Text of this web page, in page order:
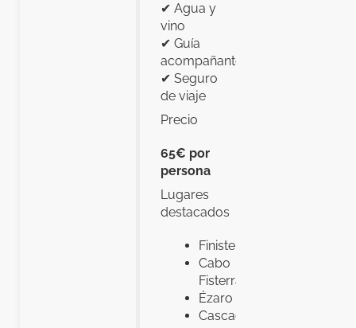
✔ Agua y
vino
✔ Guía
acompañante
✔ Seguro
de viaje
Precio
65€ por
persona
Lugares
destacados
Finisterre
Cabo
Fisterra
Ézaro
Cascada